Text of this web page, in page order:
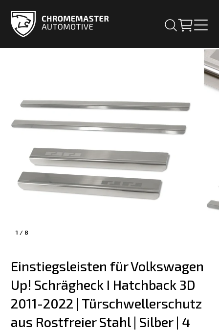
1 / 8
Einstiegsleisten für Volkswagen
Up! Schrägheck I Hatchback 3D
2011-2022 | Türschwellerschutz
aus Rostfreier Stahl | Silber | 4